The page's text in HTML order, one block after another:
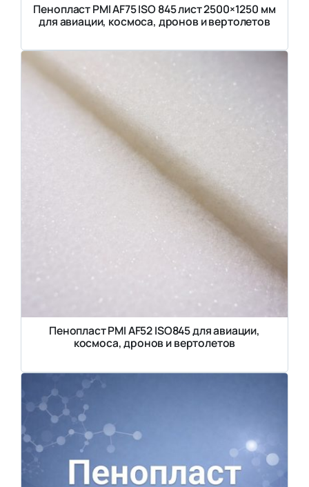
Пенопласт PMI AF75 ISO 845 лист 2500×1250 мм
для авиации, космоса, дронов и вертолетов
Пенопласт PMI AF52 ISO845 для авиации,
космоса, дронов и вертолетов